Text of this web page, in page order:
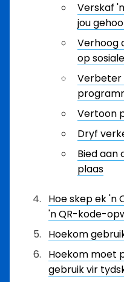
Verskaf
jou
Verhoog
op
Verbeter
Vertoon
Dryf
Bied aan
plaas
Hoe skep ek 'n
'n QR-kode-
Hoekom
Hoekom moet
gebruik vir